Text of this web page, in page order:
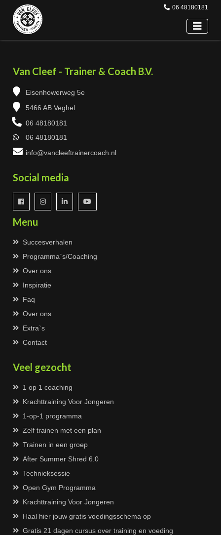
06 48180181
Van Cleef - Trainer & Coach B.V.
Eisenhowerweg 5e
5466 AB Veghel
06 48180181
06 48180181
info@vancleeftrainercoach.nl
Social media
Menu
Succesverhalen
Programma`s/Coaching
Over ons
Inspiratie
Faq
Over ons
Extra`s
Contact
Veel gezocht
1 op 1 coaching
Krachttraining Voor Jongeren
1-op-1 programma
Zelf trainen met een plan
Trainen in een groep
After Summer Shred 6.0
Technieksessie
Open Gym Programma
Krachttraining Voor Jongeren
Haal hier jouw gratis voedingsschema op
Gratis 21 dagen cursus over training en voeding